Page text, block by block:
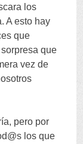
los
.A esto hay
que
sorpresa que
vez de
, pero por
los que